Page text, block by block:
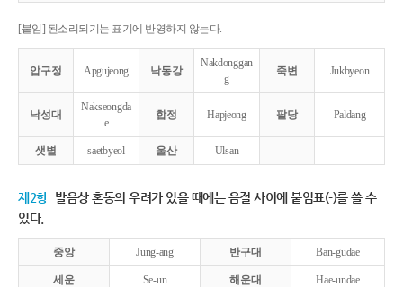
[붙임] 된소리되기는 표기에 반영하지 않는다.
압구정 Apgujeong 낙동강
Nakdonggan
g
죽변 Jukbyeon
낙성대
Nakseongda
e
합정 Hapjeong 팔당 Paldang
샛별 saetbyeol 울산 Ulsan
제2항 발음상 혼동의 우려가 있을 때에는 음절 사이에 붙임표(-)를 쓸 수
있다.
중앙 Jung-ang 반구대 Ban-gudae
세운 Se-un 해운대 Hae-undae